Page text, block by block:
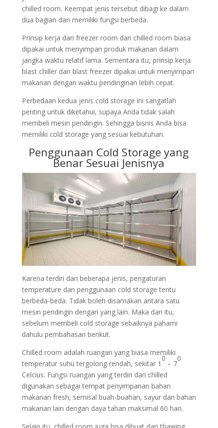
chilled room. Keempat jenis tersebut dibagi ke dalam
dua bagian dan memiliki fungsi berbeda.
Prinsip kerja dari freezer room dan chilled room biasa
dipakai untuk menyimpan produk makanan dalam
jangka waktu relatif lama. Sementara itu, prinsip kerja
blast chiller dan blast freezer dipakai untuk menyimpan
makanan dengan waktu pendinginan lebih cepat.
Perbedaan kedua jenis cold storage ini sangatlah
penting untuk diketahui, supaya Anda tidak salah
membeli mesin pendingin. Sehingga bisnis Anda bisa
memiliki cold storage yang sesuai kebutuhan.
Penggunaan Cold Storage yang
Benar Sesuai Jenisnya
Karena terdiri dari beberapa jenis, pengaturan
temperature dan penggunaan cold storage tentu
berbeda-beda. Tidak boleh disamakan antara satu
mesin pendingin dengan yang lain. Maka dari itu,
sebelum membeli cold storage sebaiknya pahami
dahulu pembahasan berikut.
Chilled room adalah ruangan yang biasa memiliki
temperatur suhu tergolong rendah, sekitar 1
0
– 7
0
Celcius. Fungsi ruangan yang terdiri dari chilled
digunakan sebagai tempat penyimpanan bahan
makanan fresh, semisal buah-buahan, sayur dan bahan
makanan lain dengan daya tahan maksimal 60 hari.